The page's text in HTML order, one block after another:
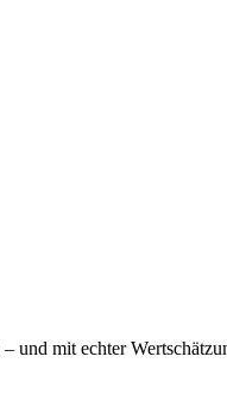
und mit echter